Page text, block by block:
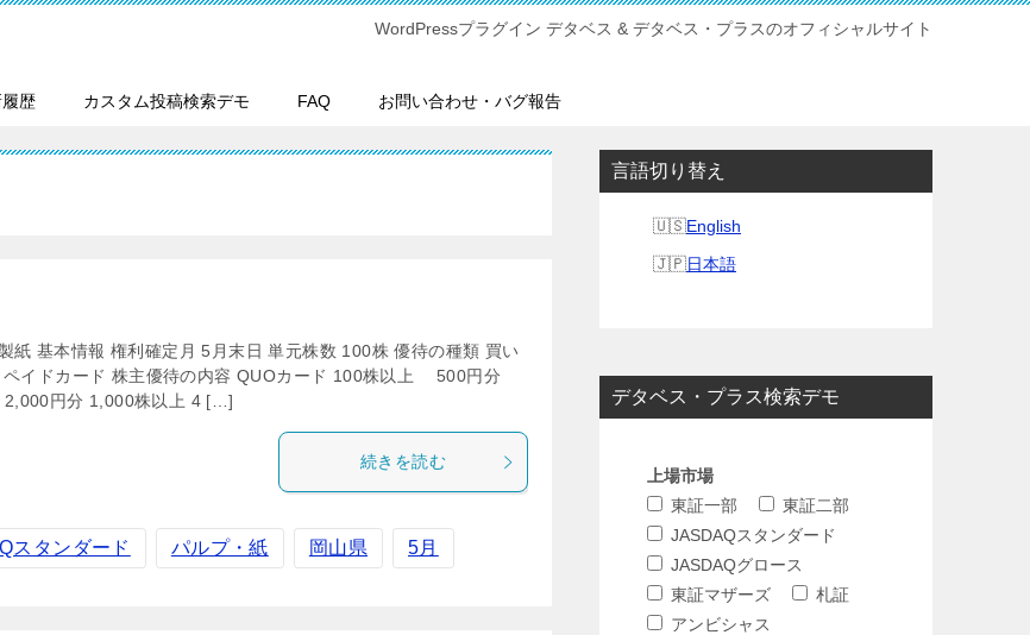
WordPressプラグイン デタベス & デタベス・プラスのオフィシャルサイト
歴 カスタム投稿検索デモ FAQ お問い合わせ・バグ報告
紙 基本情報 権利確定月 5月末日 単元株数 100株 優待の種類 買い
ペイドカード 株主優待の内容 QUOカード 100株以上 500円分
2,000円分 1,000株以上 4 […]
続きを読む
スタンダード パルプ・紙 岡山県 5月
言語切り替え
English
日本語
デタベス・プラス検索デモ
上場市場
東証一部
東証二部
JASDAQスタンダード
JASDAQグロース
東証マザーズ
札証
アンビシャス